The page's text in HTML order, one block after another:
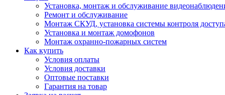
Установка, монтаж и обслуживание
Ремонт и обслуживание
Монтаж СКУД, установка системы контроля
Установка и монтаж домофонов
Монтаж охранно-пожарных систем
Как купить
Условия оплаты
Условия доставки
Оптовые поставки
Гарантия на товар